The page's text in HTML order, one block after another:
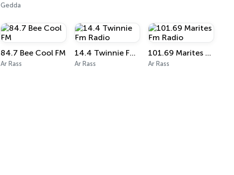
Gedda
84.7 Bee Cool FM
Ar Rass
14.4 Twinnie Fm Radio
Ar Rass
101.69 Marites Fm Radio
Ar Rass